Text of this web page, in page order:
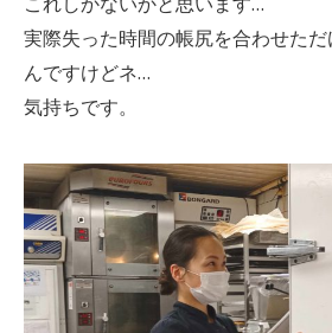
実際失った時間の帳尻を合わせた
んですけどネ…
気持ちです。